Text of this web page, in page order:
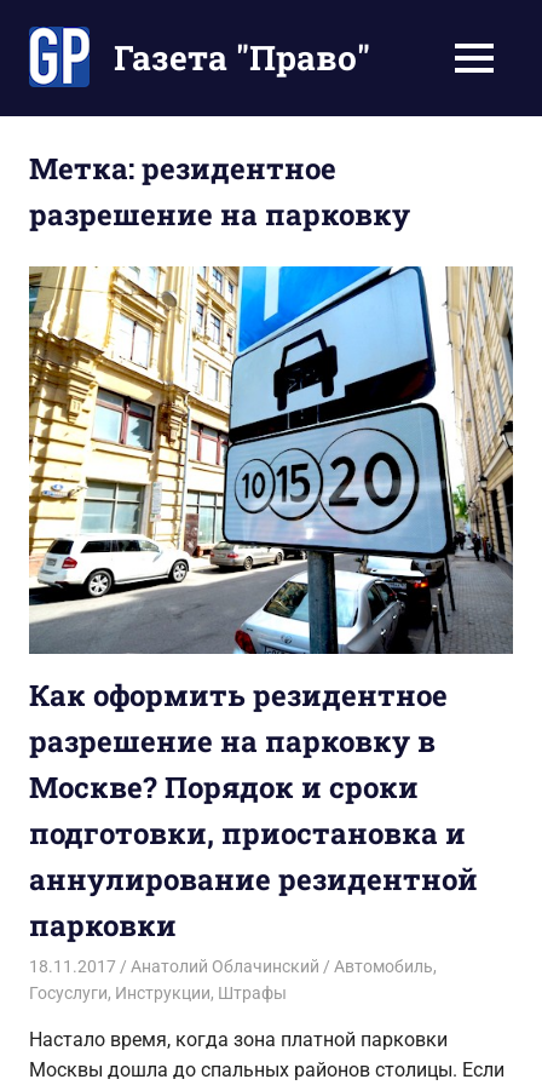
содержимомуГазета "Право"
Ваше
время
МЕНЮ
Метка:резидентное
разрешение на парковку
Как оформить резидентное
разрешение на парковку в
Москве? Порядок и сроки
подготовки, приостановка и
аннулирование резидентной
парковки
18.11.2017 Анатолий Облачинский Автомобиль,
Госуслуги, Инструкции, Штрафы
Настало время, когда зона платной парковки
Москвы дошла до спальных районов столицы. Если